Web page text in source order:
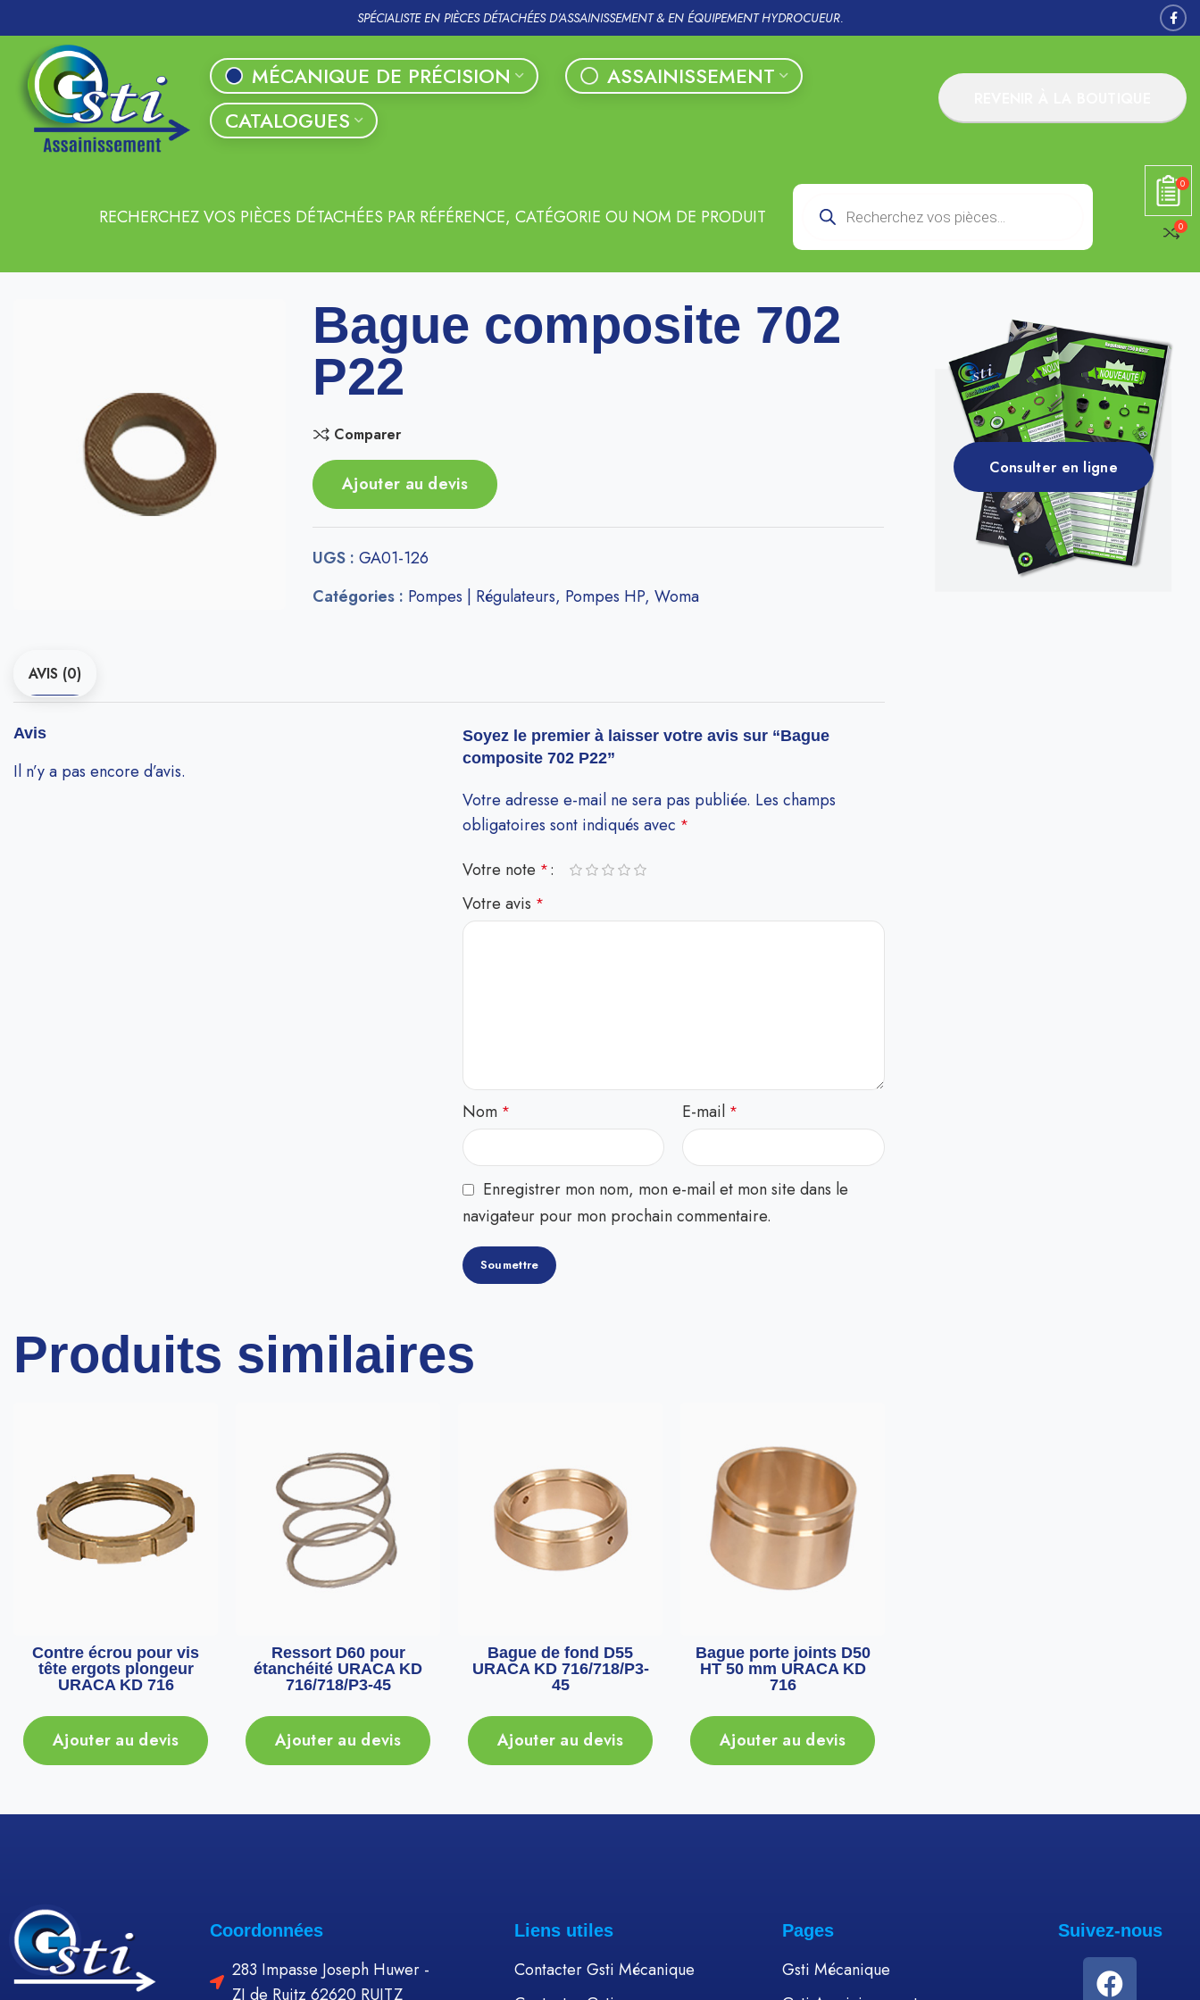
SPÉCIALISTE EN PIÈCES DÉTACHÉES D'ASSAINISSEMENT & EN ÉQUIPEMENT HYDROCUEUR.
MÉCANIQUE DE PRÉCISION
ASSAINISSEMENT
CATALOGUES
RECHERCHEZ VOS PIÈCES DÉTACHÉES PAR RÉFÉRENCE, CATÉGORIE OU NOM DE PRODUIT
0
0
Bague composite 702
P22
Comparer
Ajouter au devis
UGS :GA01-126
Catégories : Pompes | Régulateurs, Pompes HP,Woma
AVIS (0)
Avis
Il n’y a pas encore d’avis.
Soyez le premier à laisser votre avis sur “Bague
composite 702 P22”
Votre adresse e-mail ne sera pas publiée. Les champs
obligatoires sont indiqués avec *
Votre note *
Votre avis *
Nom * E-mail *
Enregistrer mon nom, mon e-mail et mon site dans le
navigateur pour mon prochain commentaire.
Produits similaires
Contre écrou pour vis
tête ergots plongeur
URACA KD 716
Ajouter au devis
Ressort D60 pour
étanchéité URACA KD
716/718/P3-45
Ajouter au devis
Bague de fond D55
URACA KD 716/718/P3-
45
Ajouter au devis
Bague porte joints D50
HT 50 mm URACA KD
716
Ajouter au devis
Consulter en ligne
Coordonnées
283 Impasse Joseph Huwer -
ZI de Ruitz 62620 RUITZ
Liens utiles
Contacter Gsti Mécanique
Pages
Gsti Mécanique
Suivez-nous